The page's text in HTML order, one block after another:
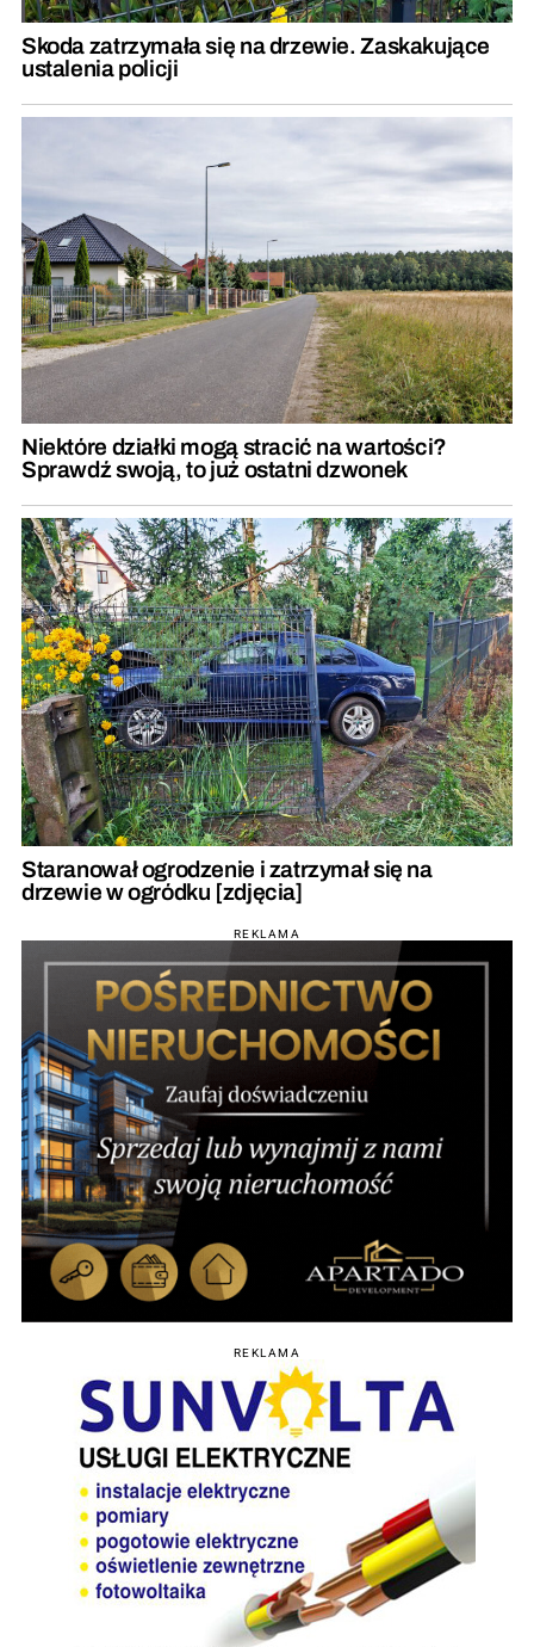
Skoda zatrzymała się na drzewie. Zaskakujące
ustalenia policji
Niektóre działki mogą stracić na wartości?
Sprawdź swoją, to już ostatni dzwonek
Staranował ogrodzenie i zatrzymał się na
drzewie w ogródku [zdjęcia]
REKLAMA
REKLAMA